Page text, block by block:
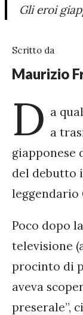
Gli eroi
Scritto da
Maurizio
D a
a
giapponese
del debutto
leggendario
Poco dopo
televisione
procinto di
aveva
preserale”,